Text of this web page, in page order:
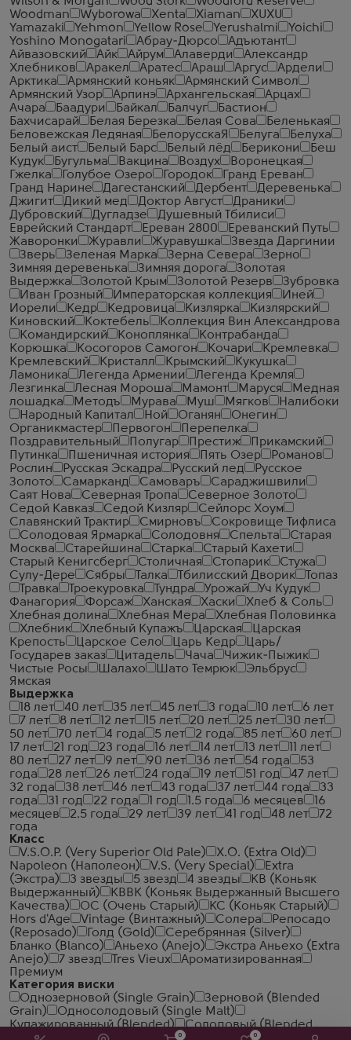
0 0
Woodman
Wyborowa Xenta Xiaman
XUXU
Yamazaki
Yehmon Yellow Rose Yerushalmi
Yoichi
Yoshino Monogatari
Абрау-Дюрсо
Адъютант
Айвазовский
Айк Айрум Алаверди
Александр
Хлебников
Аракел Аратес Араш Аргус
Ардели
Арктика
Армянский коньяк
Армянский Символ
Армянский Узор
Арпинэ Архангельская
Арцах
Ачара
Баадури Байкал Балчуг
Бастион
Бахчисарай
Белая Березка Белая Сова
Беленькая
Беловежская Ледяная
БелорусскаЯ Белуга
Белуха
Белый аист
Белый Барс Белый лёд Берикони
Беш
Кудук
Бугульма Вакцина Воздух
Воронецкая
Гжелка
Голубое Озеро Городок
Гранд Ереван
Гранд Нарине
Дагестанский Дербент
Деревенька
Джигит
Дикий мед Доктор Август
Драники
Дубровский
Дугладзе
Душевный Тбилиси
Еврейский Стандарт
Ереван 2800
Ереванский Путь
Жаворонки
Журавли Журавушка
Звезда Даргинии
Зверь
Зеленая Марка Зерна Севера
Зерно
Зимняя деревенька
Зимняя дорога
Золотая
Выдержка
Золотой Крым Золотой Резерв
Зубровка
Иван Грозный
Императорская коллекция
Иней
Иорели
Кедр Кедровица Кизлярка
Кизлярский
Киновский
Коктебель
Коллекция Вин Александрова
Командирский
Коноплянка
Контрабанда
Корюшка
Косогоров Самогон Кочари
Кремлевка
Кремлевский
Кристалл Крымский
Кукушка
Ламоника
Легенда Армении
Легенда Кремля
Лезгинка
Лесная Мороша Мамонт Маруся
Медная
лошадка
Методъ Мурава Муш Мягков
Налибоки
Народный Капитал
Ной Оганян
Онегин
Органикмастер
Первогон
Перепелка
Поздравительный
Полугар Престиж
Прикамский
Путинка
Пшеничная история Пять Озер
Романов
Рослин
Русская Эскадра Русский лед
Русское
Золото
Самарканд Самоваръ
Сараджишвили
Саят Нова
Северная Тропа
Северное Золото
Седой Кавказ
Седой Кизляр
Сейлорс Хоум
Славянский Трактир
Смирновъ
Сокровище Тифлиса
Солодовая Ярмарка
Солодовня Спельта
Старая
Москва
Старейшина Старка
Старый Кахети
Старый Кенигсберг
Столичная Стопарик
Стужа
Сулу-Дере
Сябры Талка Тбилисский Дворик
Топаз
Травка
Троекуровка Тундра Урожай
Уч Кудук
Фанагория
Форсаж Ханская Хаски
Хлеб & Соль
Хлебная долина
Хлебная Мера
Хлебная Половинка
Хлебник
Хлебный Купажъ Царская
Царская
Крепость
Царское Село Царь Кедр
Царь/
Государев заказ
Цитадель Чача
Чижик-Пыжик
Чистые Росы
Шалахо Шато Темрюк
Эльбрус
Ямская
Выдержка
18 лет
40 лет 35 лет 45 лет 3 года 10 лет
6 лет
7 лет
8 лет 12 лет 15 лет 20 лет 25 лет
30 лет
50 лет
70 лет 4 года 5 лет 2 года 85 лет
60 лет
17 лет
21 год 23 года 16 лет 14 лет 13 лет
11 лет
80 лет
27 лет 9 лет 90 лет 36 лет 54 года
53
года
28 лет 26 лет 24 года 19 лет 51 год
47 лет
32 года
38 лет 46 лет 43 года 37 лет 44 года
33
года
31 год 22 года 1 год 1.5 года 6 месяцев
16
месяцев
2.5 года 29 лет 39 лет 41 год 48 лет
72
года
Класс
V.S.O.P. (Very Superior Old Pale)
X.O. (Extra Old)
Napoleon (Наполеон)
V.S. (Very Special)
Extra
(Экстра)
3 звезды 5 звезд 4 звезды
КВ (Коньяк
Выдержанный)
КВВК (Коньяк Выдержанный Высшего
Качества)
ОС (Очень Старый)
КС (Коньяк Старый)
Hors d'Age
Vintage (Винтажный) Солера
Репосадо
(Reposado)
Голд (Gold)
Серебрянная (Silver)
Бланко (Blanco)
Аньехо (Anejo)
Экстра Аньехо (Extra
Anejo)
7 звезд Tres Vieux
Ароматизированная
Премиум
Категория виски
Однозерновой (Single Grain)
Зерновой (Blended
Grain)
Односолодовый (Single Malt)
Купажированный (Blended)
Солодовый (Blended